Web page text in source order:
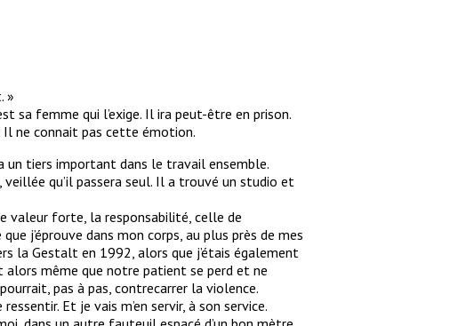
»
sa femme qui l’exige. Il ira peut-être en prison.
Il ne connait pas cette émotion.
un tiers important dans le travail ensemble.
qu’il passera seul. Il a trouvé un studio et
valeur forte, la responsabilité, celle de
j’éprouve dans mon corps, au plus près de mes
la Gestalt en 1992, alors que j’étais également
alors même que notre patient se perd et ne
pas à pas, contrecarrer la violence.
Et je vais m’en servir, à son service.